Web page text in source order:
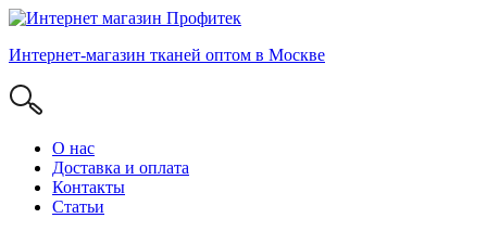
Интернет-магазин тканей оптом в Москве
О нас
Доставка и оплата
Контакты
Статьи